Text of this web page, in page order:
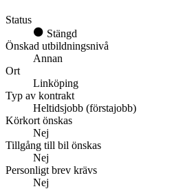
Status
Stängd
Önskad utbildningsnivå
Annan
Ort
Linköping
Typ av kontrakt
Heltidsjobb (förstajobb)
Körkort önskas
Nej
Tillgång till bil önskas
Nej
Personligt brev krävs
Nej